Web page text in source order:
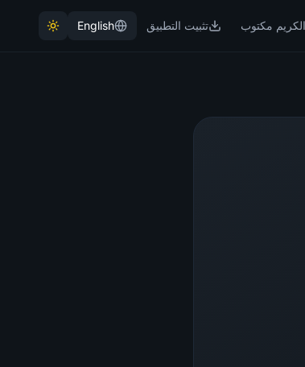
مكتوب تثبيت التطبيق English